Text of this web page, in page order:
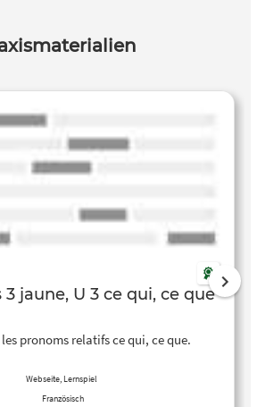
jaune, U 3 ce qui, ce que
pronoms relatifs ce qui, ce que.
Webseite, Lernspiel
Französisch